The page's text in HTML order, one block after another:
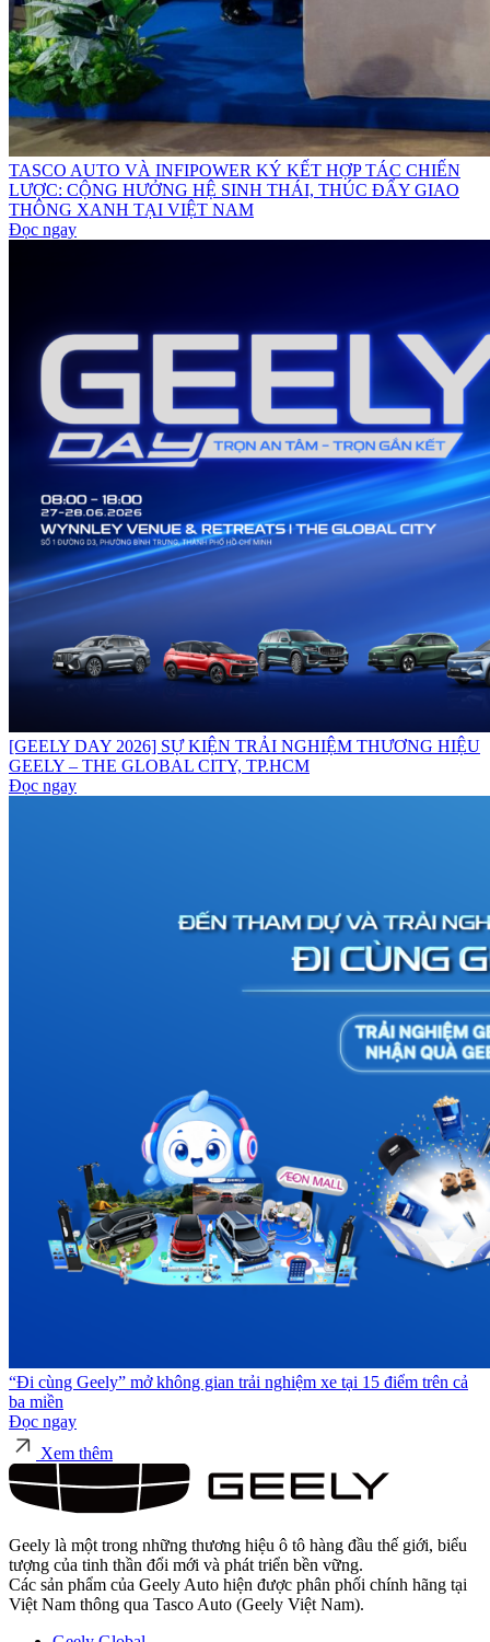
TASCO AUTO VÀ INFIPOWER KÝ KẾT HỢP TÁC CHIẾN
LƯỢC: CỘNG HƯỞNG HỆ SINH THÁI, THÚC ĐẨY GIAO
THÔNG XANH TẠI VIỆT NAM
Đọc ngay
[GEELY DAY 2026] SỰ KIỆN TRẢI NGHIỆM THƯƠNG HIỆU
GEELY – THE GLOBAL CITY, TP.HCM
Đọc ngay
“Đi cùng Geely” mở không gian trải nghiệm xe tại 15 điểm trên cả
ba miền
Đọc ngay
Xem thêm
Geely là một trong những thương hiệu ô tô hàng đầu thế giới, biểu
tượng của tinh thần đổi mới và phát triển bền vững.
Các sản phẩm của Geely Auto hiện được phân phối chính hãng tại
Việt Nam thông qua Tasco Auto (Geely Việt Nam).